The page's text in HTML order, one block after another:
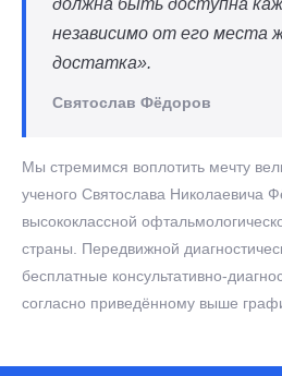
должна быть доступна
независимо от его места
достатка».
Святослав Фёдоров
Мы стремимся воплотить мечту
ученого Святослава Николаевича
высококлассной
страны. Передвижной
бесплатные консультативно-
согласно приведённому выше